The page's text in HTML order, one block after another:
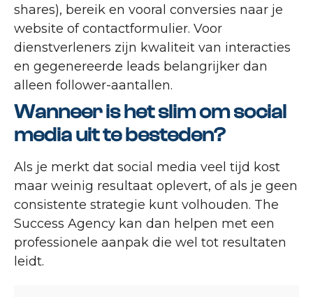
shares), bereik en vooral conversies naar je
website of contactformulier. Voor
dienstverleners zijn kwaliteit van interacties
en gegenereerde leads belangrijker dan
alleen follower-aantallen.
Wanneer is het slim om social
media uit te besteden?
Als je merkt dat social media veel tijd kost
maar weinig resultaat oplevert, of als je geen
consistente strategie kunt volhouden. The
Success Agency kan dan helpen met een
professionele aanpak die wel tot resultaten
leidt.